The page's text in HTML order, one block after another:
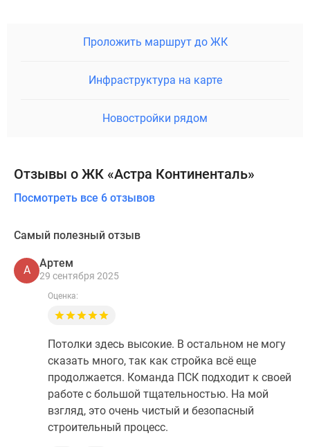
Проложить маршрут до ЖК
Инфраструктура на карте
Новостройки рядом
Отзывы о ЖК «Астра Континенталь»
Посмотреть все 6 отзывов
Самый полезный отзыв
А
Артем
29 сентября 2025
Оценка:
Потолки здесь высокие. В остальном не могу
сказать много, так как стройка всё еще
продолжается. Команда ПСК подходит к своей
работе с большой тщательностью. На мой
взгляд, это очень чистый и безопасный
строительный процесс.